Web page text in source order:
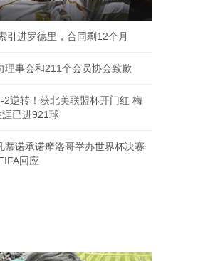
引进罗德里，合同剩12个月
理事会和211个会员协会致歉
2逆转！获北美联盟杯开门红 梅
已进921球
蒂诺承诺摩洛哥举办世界杯决赛
回应